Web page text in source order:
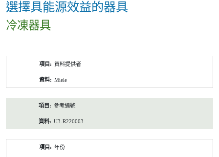
選擇具能源效益的器具
冷凍器具
資料提供者
Miele
參考編號
U3-R220003
年份